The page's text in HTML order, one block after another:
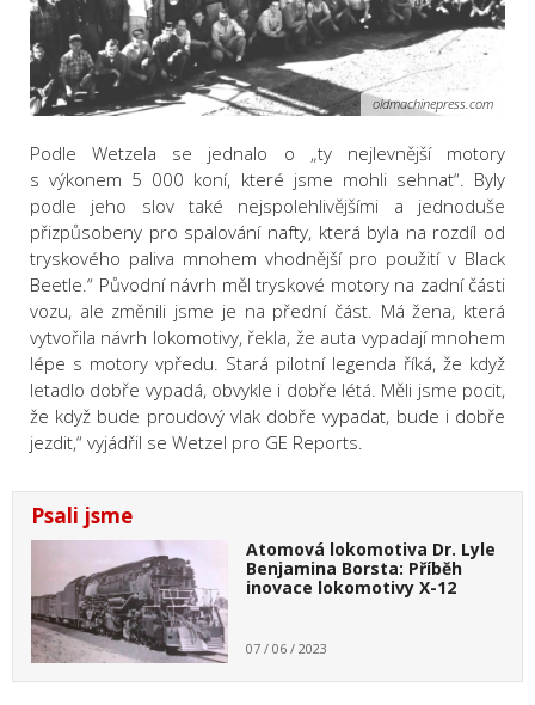
oldmachinepress.com
Podle Wetzela se jednalo o „ty nejlevnější motory
s výkonem 5 000 koní, které jsme mohli sehnat“. Byly
podle jeho slov také nejspolehlivějšími a jednoduše
přizpůsobeny pro spalování nafty, která byla na rozdíl od
tryskového paliva mnohem vhodnější pro použití v Black
Beetle.“ Původní návrh měl tryskové motory na zadní části
vozu, ale změnili jsme je na přední část. Má žena, která
vytvořila návrh lokomotivy, řekla, že auta vypadají mnohem
lépe s motory vpředu. Stará pilotní legenda říká, že když
letadlo dobře vypadá, obvykle i dobře létá. Měli jsme pocit,
že když bude proudový vlak dobře vypadat, bude i dobře
jezdit,“ vyjádřil se Wetzel pro GE Reports.
Psali jsme
Atomová lokomotiva Dr. Lyle
Benjamina Borsta: Příběh
inovace lokomotivy X-12
07 / 06 / 2023